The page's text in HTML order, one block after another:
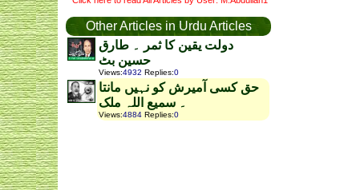
Other Articles in Urdu Articles
دولت یقین کا ثمر ۔ طارق
حسین بٹ
Views:4932 Replies:0
حق کسی آمیرش کو نہیں مانتا
۔ سمیع اللہ ملک
Views:4884 Replies:0